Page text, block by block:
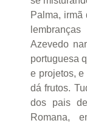
Palma, irmã
Azevedo
portuguesa
e projetos, e
dá frutos.
dos pais
Romana,